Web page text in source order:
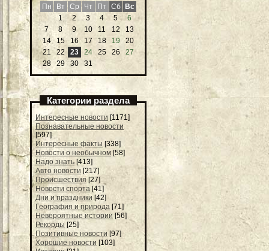
Пн
Вт Ср Чт Пт Сб Вс
1
2 3 4 5
6
7
8 9 10 11 12
13
14
15 16 17 18 19
20
21
22 23 24 25 26
27
28
29 30 31
Категории раздела
Интересные новости [1171]
Познавательные новости
[597]
Интересные факты [338]
Новости о необычном [58]
Надо знать [413]
Авто новости [217]
Происшествия [27]
Новости спорта [41]
Дни и праздники [42]
География и природа [71]
Невероятные истории [56]
Рекорды [25]
Позитивные новости [97]
Хорошие новости [103]